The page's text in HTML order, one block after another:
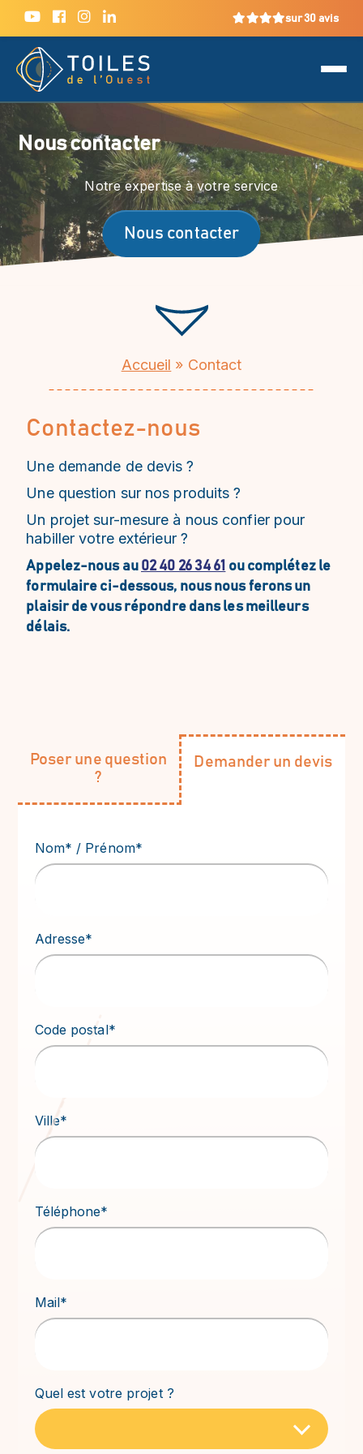
sur 30 avis
Nous contacter
Notre expertise à votre service
Nous contacter
Accueil » Contact
Contactez-nous
Une demande de devis ?
Une question sur nos produits ?
Un projet sur-mesure à nous confier pour
habiller votre extérieur ?
Appelez-nous au 02 40 26 34 61 ou complétez le
formulaire ci-dessous, nous nous ferons un
plaisir de vous répondre dans les meilleurs
délais.
Poser une question
?
Demander un devis
Nom* / Prénom*
Adresse*
Code postal*
Ville*
Téléphone*
Mail*
Quel est votre projet ?